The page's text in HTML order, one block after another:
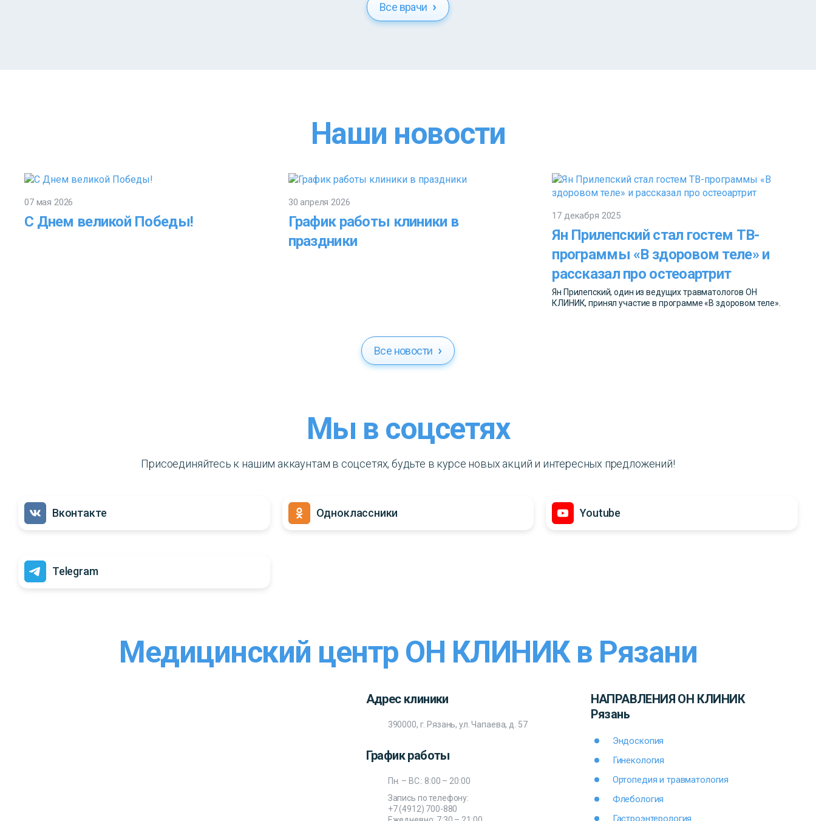
Все врачи
Наши новости
07 мая 2026
С Днем великой Победы!
30 апреля 2026
График работы клиники в
праздники
17 декабря 2025
Ян Прилепский стал гостем ТВ-
программы «В здоровом теле» и
рассказал про остеоартрит
Ян Прилепский, один из ведущих травматологов ОН
КЛИНИК, принял участие в программе «В здоровом теле».
Все новости
Мы в соцсетях
Присоединяйтесь к нашим аккаунтам в соцсетях, будьте в курсе новых акций и интересных предложений!
Вконтакте Одноклассники Youtube
Telegram
Медицинский центр ОН КЛИНИК в Рязани
Адрес клиники
390000, г. Рязань, ул. Чапаева, д. 57
График работы
Пн. – ВС.: 8:00 – 20:00
Запись по телефону:
+7 (4912) 700-880
НАПРАВЛЕНИЯ ОН КЛИНИК
Рязань
Эндоскопия
Гинекология
Ортопедия и травматология
Флебология
Гастроэнтерология